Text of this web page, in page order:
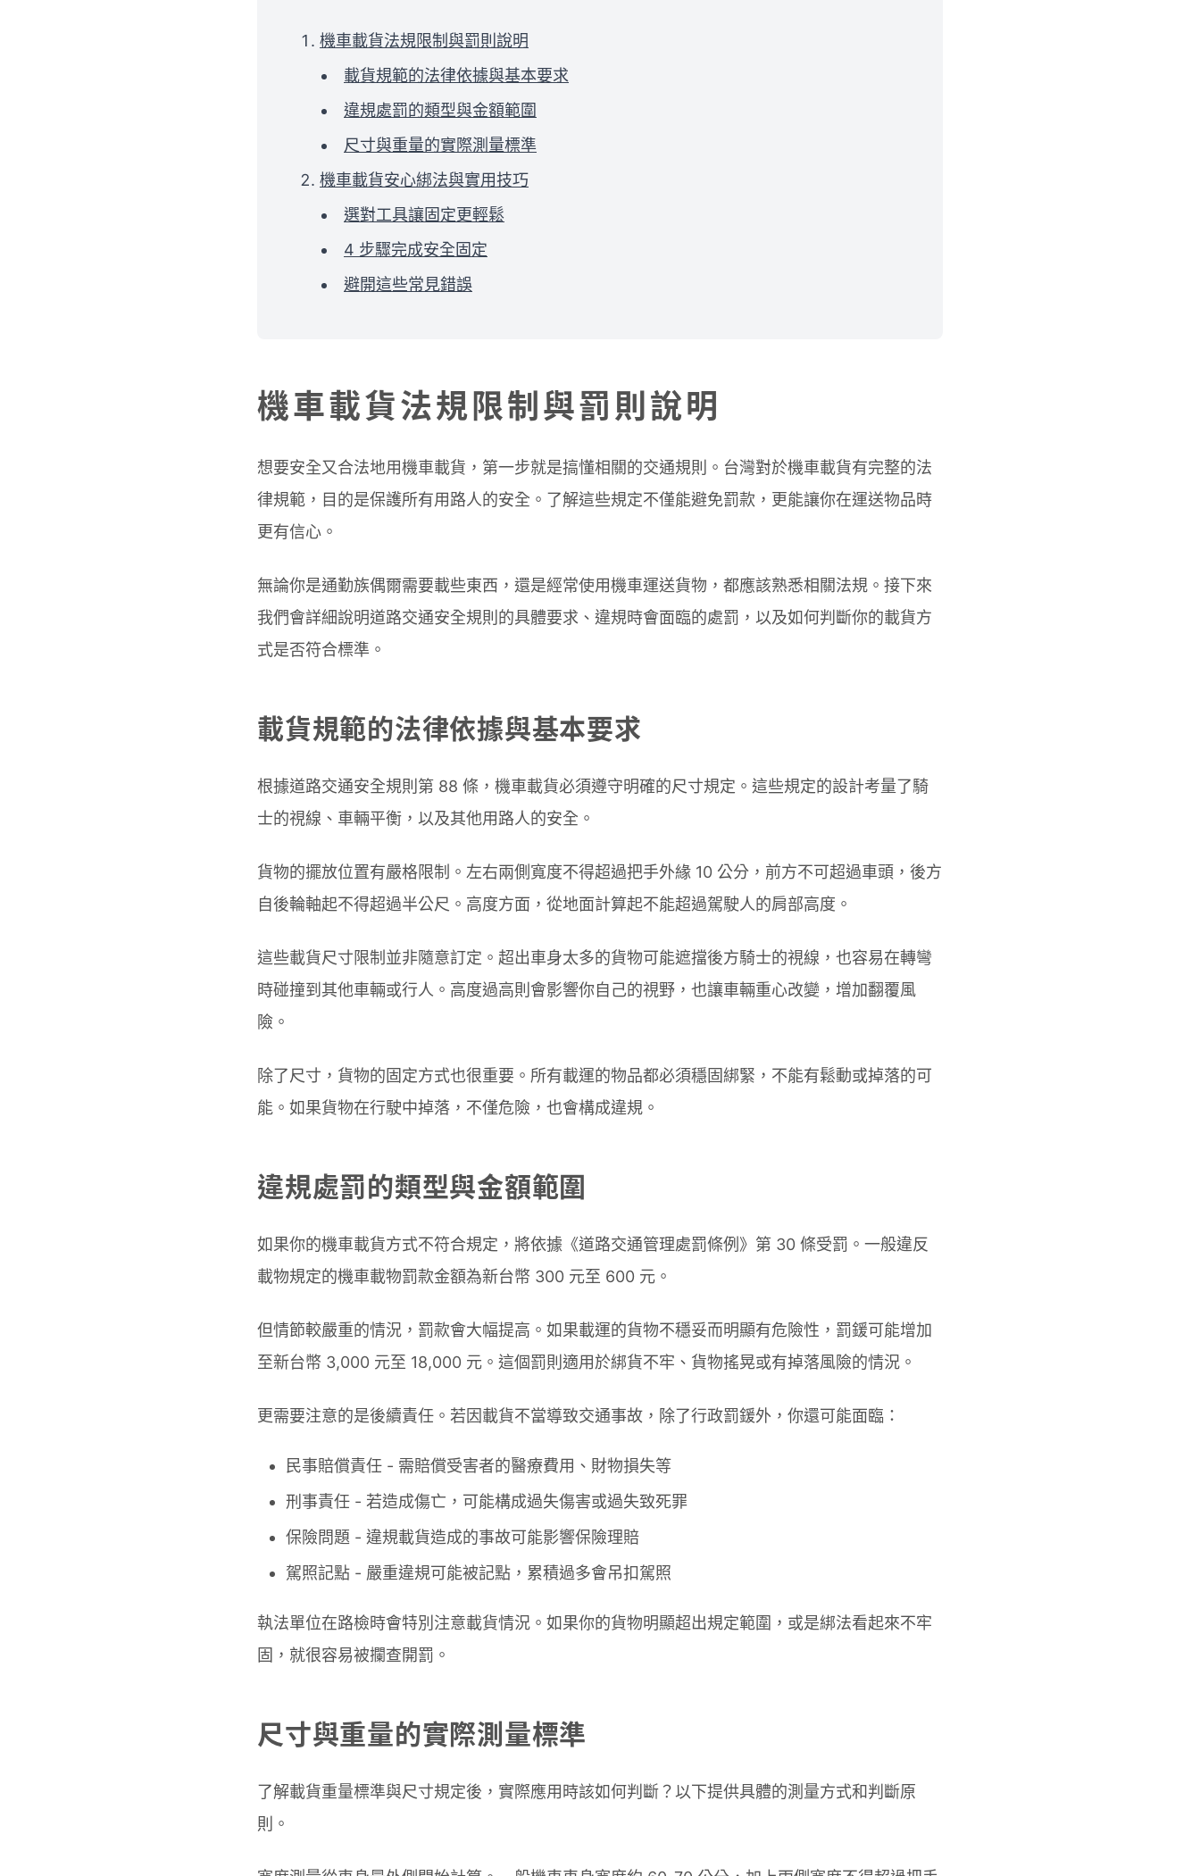
機車載貨法規限制與罰則說明
載貨規範的法律依據與基本要求
違規處罰的類型與金額範圍
尺寸與重量的實際測量標準
機車載貨安心綁法與實用技巧
選對工具讓固定更輕鬆
4 步驟完成安全固定
避開這些常見錯誤
機車載貨法規限制與罰則說明
想要安全又合法地用機車載貨，第一步就是搞懂相關的交通規則。台灣對於機車載貨有完整的法
律規範，目的是保護所有用路人的安全。了解這些規定不僅能避免罰款，更能讓你在運送物品時
更有信心。
無論你是通勤族偶爾需要載些東西，還是經常使用機車運送貨物，都應該熟悉相關法規。接下來
我們會詳細說明道路交通安全規則的具體要求、違規時會面臨的處罰，以及如何判斷你的載貨方
式是否符合標準。
載貨規範的法律依據與基本要求
根據道路交通安全規則第 88 條，機車載貨必須遵守明確的尺寸規定。這些規定的設計考量了騎
士的視線、車輛平衡，以及其他用路人的安全。
貨物的擺放位置有嚴格限制。左右兩側寬度不得超過把手外緣 10 公分，前方不可超過車頭，後方
自後輪軸起不得超過半公尺。高度方面，從地面計算起不能超過駕駛人的肩部高度。
這些載貨尺寸限制並非隨意訂定。超出車身太多的貨物可能遮擋後方騎士的視線，也容易在轉彎
時碰撞到其他車輛或行人。高度過高則會影響你自己的視野，也讓車輛重心改變，增加翻覆風
險。
除了尺寸，貨物的固定方式也很重要。所有載運的物品都必須穩固綁緊，不能有鬆動或掉落的可
能。如果貨物在行駛中掉落，不僅危險，也會構成違規。
違規處罰的類型與金額範圍
如果你的機車載貨方式不符合規定，將依據《道路交通管理處罰條例》第 30 條受罰。一般違反
載物規定的機車載物罰款金額為新台幣 300 元至 600 元。
但情節較嚴重的情況，罰款會大幅提高。如果載運的貨物不穩妥而明顯有危險性，罰鍰可能增加
至新台幣 3,000 元至 18,000 元。這個罰則適用於綁貨不牢、貨物搖晃或有掉落風險的情況。
更需要注意的是後續責任。若因載貨不當導致交通事故，除了行政罰鍰外，你還可能面臨：
民事賠償責任 - 需賠償受害者的醫療費用、財物損失等
刑事責任 - 若造成傷亡，可能構成過失傷害或過失致死罪
保險問題 - 違規載貨造成的事故可能影響保險理賠
駕照記點 - 嚴重違規可能被記點，累積過多會吊扣駕照
執法單位在路檢時會特別注意載貨情況。如果你的貨物明顯超出規定範圍，或是綁法看起來不牢
固，就很容易被攔查開罰。
尺寸與重量的實際測量標準
了解載貨重量標準與尺寸規定後，實際應用時該如何判斷？以下提供具體的測量方式和判斷原
則。